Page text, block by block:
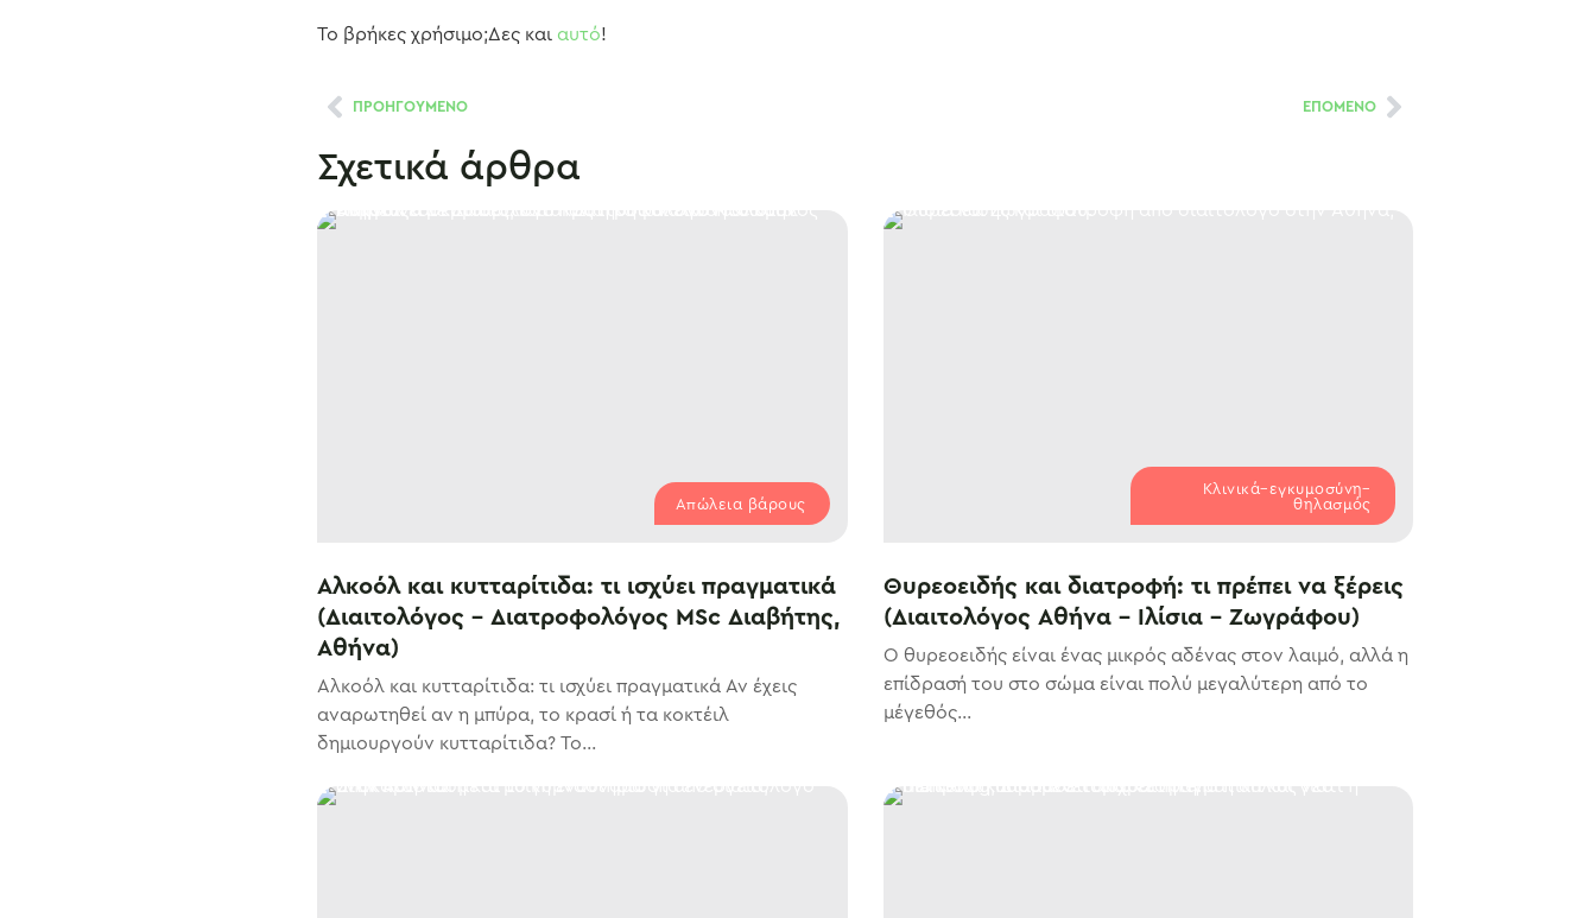
Το βρήκες χρήσιμο;Δες και αυτό!
ΠΡΟΗΓΟΥΜΕΝΟ ΕΠΟΜΕΝΟ
Σχετικά άρθρα
Απώλεια βάρους
Αλκοόλ και κυτταρίτιδα: τι ισχύει πραγματικά
(Διαιτολόγος – Διατροφολόγος MSc Διαβήτης,
Αθήνα)
Αλκοόλ και κυτταρίτιδα: τι ισχύει πραγματικά Αν έχεις
αναρωτηθεί αν η μπύρα, το κρασί ή τα κοκτέιλ
δημιουργούν κυτταρίτιδα? Το...
Κλινικά–εγκυμοσύνη–
θηλασμός
Θυρεοειδής και διατροφή: τι πρέπει να ξέρεις
(Διαιτολόγος Αθήνα – Ιλίσια – Ζωγράφου)
Ο θυρεοειδής είναι ένας μικρός αδένας στον λαιμό, αλλά η
επίδρασή του στο σώμα είναι πολύ μεγαλύτερη από το
μέγεθός...